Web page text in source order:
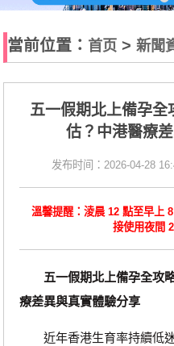
當前位置： 首页 >新聞
五一假期北上備孕
估？中港醫療
发布时间：2026-04-28
溫馨提醒：淩晨 12 點至早上
接使用夜間
五一假期北上備孕全攻
療差異與真實體驗分享
近年香港生育率持續低迷